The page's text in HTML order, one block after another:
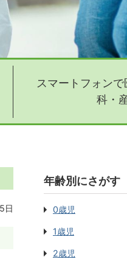
スマートフォン
科・
日
年齢別にさがす
0歳児
1歳児
2歳児